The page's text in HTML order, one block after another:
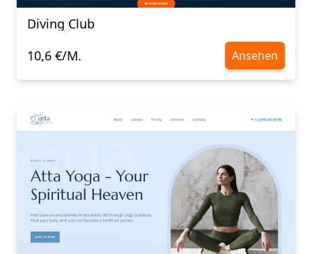
Diving Club
10,6 €/M.
Ansehen